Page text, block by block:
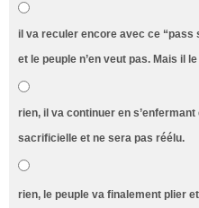
il va reculer encore avec ce “pass
et le peuple n’en veut pas. Mais il
rien, il va continuer en
sacrificielle et ne sera pas réélu.
rien, le peuple va finalement plier